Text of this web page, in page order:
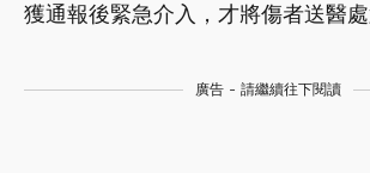
獲通報後緊急介入，才將傷者送醫處
廣告 - 請繼續往下閱讀